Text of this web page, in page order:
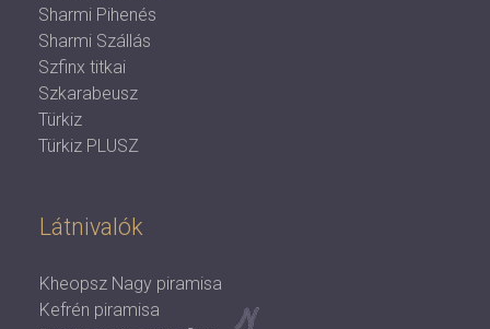
Sharmi Pihenés
Sharmi Szállás
Szfinx titkai
Szkarabeusz
Türkiz
Türkiz PLUSZ
Látnivalók
Kheopsz Nagy piramisa
Kefrén piramisa